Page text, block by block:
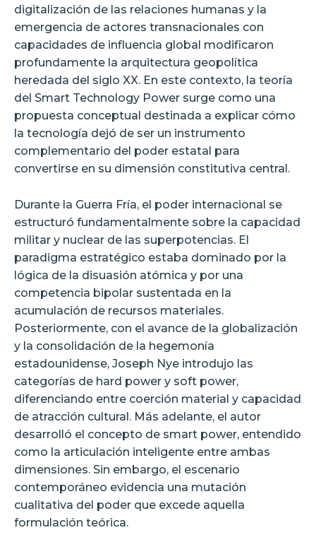
digitalización de las relaciones humanas y la
emergencia de actores transnacionales con
capacidades de influencia global modificaron
profundamente la arquitectura geopolítica
heredada del siglo XX. En este contexto, la teoría
del Smart Technology Power surge como una
propuesta conceptual destinada a explicar cómo
la tecnología dejó de ser un instrumento
complementario del poder estatal para
convertirse en su dimensión constitutiva central.
Durante la Guerra Fría, el poder internacional se
estructuró fundamentalmente sobre la capacidad
militar y nuclear de las superpotencias. El
paradigma estratégico estaba dominado por la
lógica de la disuasión atómica y por una
competencia bipolar sustentada en la
acumulación de recursos materiales.
Posteriormente, con el avance de la globalización
y la consolidación de la hegemonía
estadounidense, Joseph Nye introdujo las
categorías de hard power y soft power,
diferenciando entre coerción material y capacidad
de atracción cultural. Más adelante, el autor
desarrolló el concepto de smart power, entendido
como la articulación inteligente entre ambas
dimensiones. Sin embargo, el escenario
contemporáneo evidencia una mutación
cualitativa del poder que excede aquella
formulación teórica.